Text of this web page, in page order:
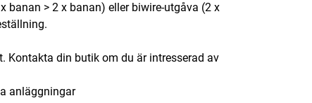
banan > 2 x banan) eller biwire-utgåva (2 x
Kontakta din butik om du är intresserad av
anläggningar